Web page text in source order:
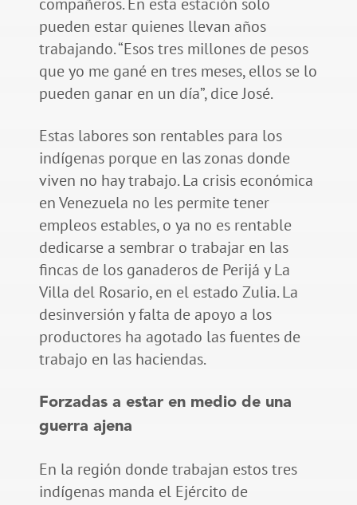
pueden estar quienes llevan años
trabajando. “Esos tres millones de pesos
que yo me gané en tres meses, ellos se lo
pueden ganar en un día”, dice José.
Estas labores son rentables para los
indígenas porque en las zonas donde
viven no hay trabajo. La crisis económica
en Venezuela no les permite tener
empleos estables, o ya no es rentable
dedicarse a sembrar o trabajar en las
fincas de los ganaderos de Perijá y La
Villa del Rosario, en el estado Zulia. La
desinversión y falta de apoyo a los
productores ha agotado las fuentes de
trabajo en las haciendas.
Forzadas a estar en medio de una
guerra ajena
En la región donde trabajan estos tres
indígenas manda el Ejército de